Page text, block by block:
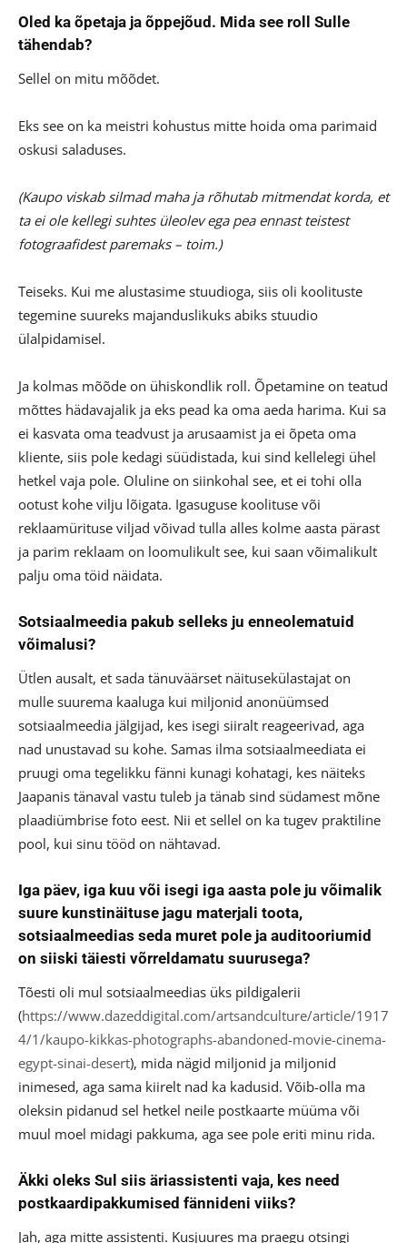
Oled ka õpetaja ja õppejõud. Mida see roll Sulle
tähendab?
Sellel on mitu mõõdet.
Eks see on ka meistri kohustus mitte hoida oma parimaid
oskusi saladuses.
(Kaupo viskab silmad maha ja rõhutab mitmendat korda, et
ta ei ole kellegi suhtes üleolev ega pea ennast teistest
fotograafidest paremaks – toim.)
Teiseks. Kui me alustasime stuudioga, siis oli koolituste
tegemine suureks majanduslikuks abiks stuudio
ülalpidamisel.
Ja kolmas mõõde on ühiskondlik roll. Õpetamine on teatud
mõttes hädavajalik ja eks pead ka oma aeda harima. Kui sa
ei kasvata oma teadvust ja arusaamist ja ei õpeta oma
kliente, siis pole kedagi süüdistada, kui sind kellelegi ühel
hetkel vaja pole. Oluline on siinkohal see, et ei tohi olla
ootust kohe vilju lõigata. Igasuguse koolituse või
reklaamürituse viljad võivad tulla alles kolme aasta pärast
ja parim reklaam on loomulikult see, kui saan võimalikult
palju oma töid näidata.
Sotsiaalmeedia pakub selleks ju enneolematuid
võimalusi?
Ütlen ausalt, et sada tänuväärset näitusekülastajat on
mulle suurema kaaluga kui miljonid anonüümsed
sotsiaalmeedia jälgijad, kes isegi siiralt reageerivad, aga
nad unustavad su kohe. Samas ilma sotsiaalmeediata ei
pruugi oma tegelikku fänni kunagi kohatagi, kes näiteks
Jaapanis tänaval vastu tuleb ja tänab sind südamest mõne
plaadiümbrise foto eest. Nii et sellel on ka tugev praktiline
pool, kui sinu tööd on nähtavad.
Iga päev, iga kuu või isegi iga aasta pole ju võimalik
suure kunstinäituse jagu materjali toota,
sotsiaalmeedias seda muret pole ja auditooriumid
on siiski täiesti võrreldamatu suurusega?
Tõesti oli mul sotsiaalmeedias üks pildigalerii
(https://www.dazeddigital.com/artsandculture/article/1917
4/1/kaupo-kikkas-photographs-abandoned-movie-cinema-
egypt-sinai-desert), mida nägid miljonid ja miljonid
inimesed, aga sama kiirelt nad ka kadusid. Võib-olla ma
oleksin pidanud sel hetkel neile postkaarte müüma või
muul moel midagi pakkuma, aga see pole eriti minu rida.
Äkki oleks Sul siis äriassistenti vaja, kes need
postkaardipakkumised fännideni viiks?
Jah, aga mitte assistenti. Kusjuures ma praegu otsingi